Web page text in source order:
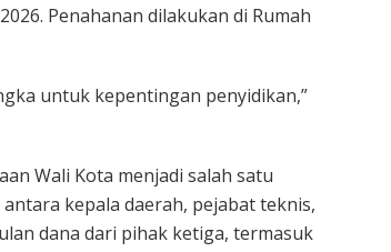
Penahanan dilakukan di Rumah
untuk kepentingan penyidikan,”
Wali Kota menjadi salah satu
kepala daerah, pejabat teknis,
dana dari pihak ketiga, termasuk